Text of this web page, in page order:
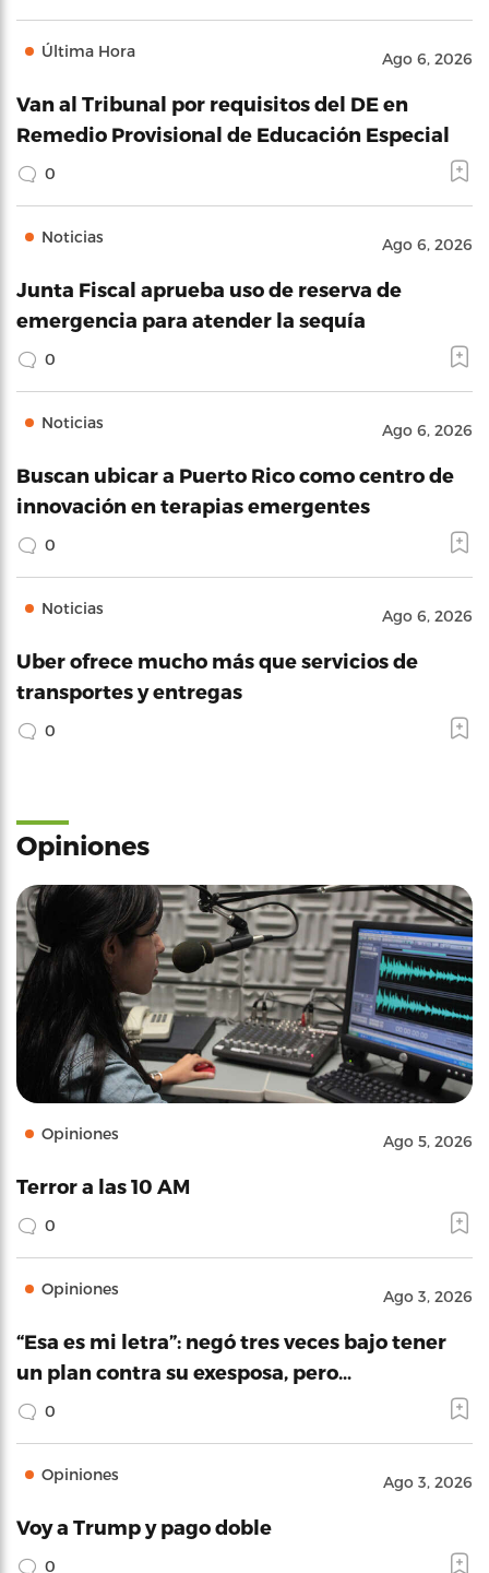
Última Hora Ago 6, 2026
Van al Tribunal por requisitos del DE en
Remedio Provisional de Educación Especial
0
Noticias Ago 6, 2026
Junta Fiscal aprueba uso de reserva de
emergencia para atender la sequía
0
Noticias Ago 6, 2026
Buscan ubicar a Puerto Rico como centro de
innovación en terapias emergentes
0
Noticias Ago 6, 2026
Uber ofrece mucho más que servicios de
transportes y entregas
0
Opiniones
Opiniones Ago 5, 2026
Terror a las 10 AM
0
Opiniones Ago 3, 2026
“Esa es mi letra”: negó tres veces bajo tener
un plan contra su exesposa, pero…
0
Opiniones Ago 3, 2026
Voy a Trump y pago doble
0